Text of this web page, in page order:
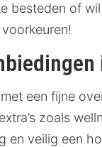
besteden of
een fijne
zoals
en veilig een